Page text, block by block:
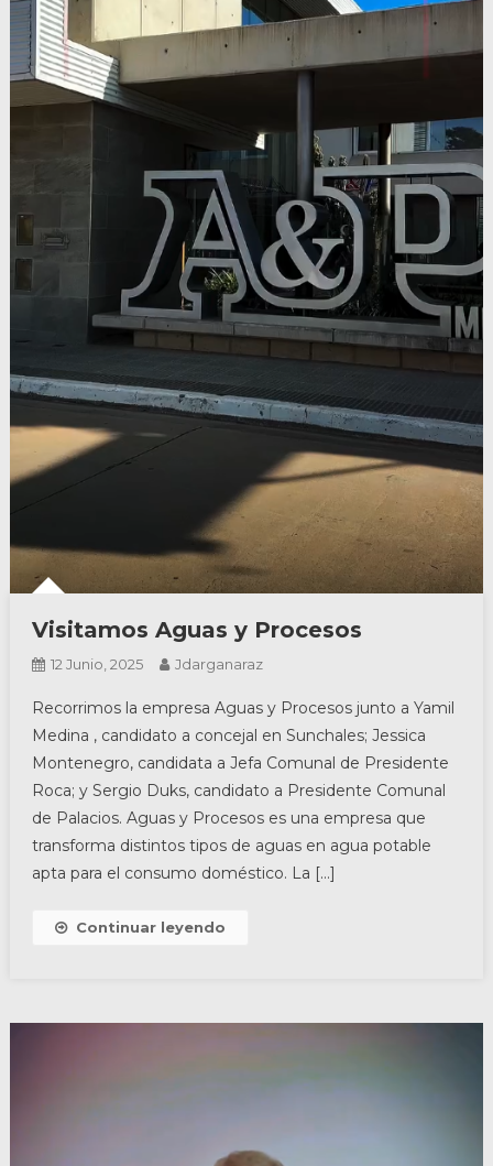
Visitamos Aguas y Procesos
12 Junio, 2025 Jdarganaraz
Recorrimos la empresa Aguas y Procesos junto a Yamil
Medina , candidato a concejal en Sunchales; Jessica
Montenegro, candidata a Jefa Comunal de Presidente
Roca; y Sergio Duks, candidato a Presidente Comunal
de Palacios. Aguas y Procesos es una empresa que
transforma distintos tipos de aguas en agua potable
apta para el consumo doméstico. La […]
Continuar leyendo